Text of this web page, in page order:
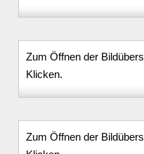
Zum Öffnen der
Klicken.
Zum Öffnen der